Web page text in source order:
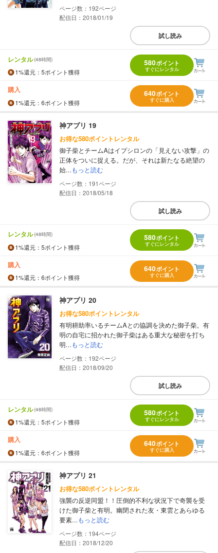
192
配信日：2018/01/19
試し読み
レンタル(48時間)
1%還元 ：5ポイント獲得
580ポイント
すぐにレンタル
購入
1%還元 ：6ポイント獲得
640ポイント
すぐに購入
神アプリ 19
お得な580ポイントレンタル
御子柴とチームAはイプシロンの「見えない攻撃」の
正体をついに捉える。だが、それは新たなる絶望の
始...もっと読む
191
配信日：2018/05/18
試し読み
レンタル(48時間)
1%還元 ：5ポイント獲得
580ポイント
すぐにレンタル
購入
1%還元 ：6ポイント獲得
640ポイント
すぐに購入
神アプリ 20
お得な580ポイントレンタル
有明耕助率いるチームAとの協調を決めた御子柴。有
明の自宅に招かれた御子柴はある重大な秘密を打ち
明...もっと読む
192
配信日：2018/09/20
試し読み
レンタル(48時間)
1%還元 ：5ポイント獲得
580ポイント
すぐにレンタル
購入
1%還元 ：6ポイント獲得
640ポイント
すぐに購入
神アプリ 21
お得な580ポイントレンタル
強襲の反逆同盟！！圧倒的不利な状況下で奇襲を受
けた御子柴と有明。幽閉された友・東雲とあらゆる
要素...もっと読む
194
配信日：2018/12/20